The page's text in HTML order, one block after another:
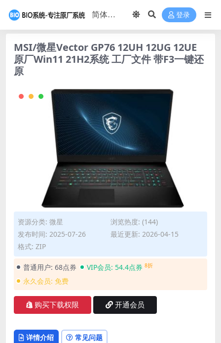
登录
MSI/微星Vector GP76 12UH 12UG 12UE
原厂Win11 21H2系统 工厂文件 带F3一键还
原
资源分类: 微星
浏览热度: (144)
发布时间: 2025-07-26
最近更新: 2026-04-15
格式: ZIP
普通用户: 68点券 VIP会员: 54.4点券 8折
永久会员: 免费
购买下载权限 开通会员
详情介绍 常见问题